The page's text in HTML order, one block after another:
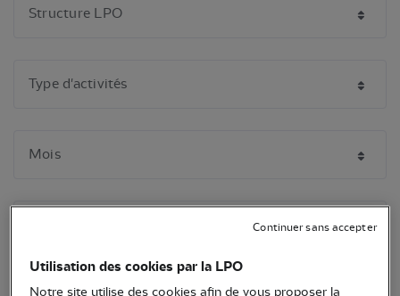
Utilisation des cookies par la LPO
Notre site utilise des cookies afin de vous proposer la
Continuer sans accepter